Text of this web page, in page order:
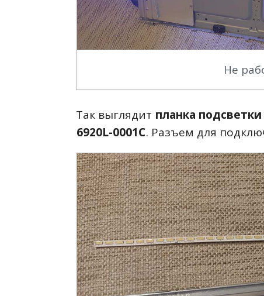
Не
Так выглядит планка подсветки
6920L-0001C. Разъем для